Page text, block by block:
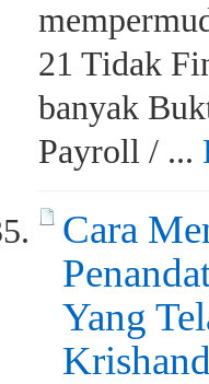
21 Tidak
banyak
Payroll / ...
Cara
Yang